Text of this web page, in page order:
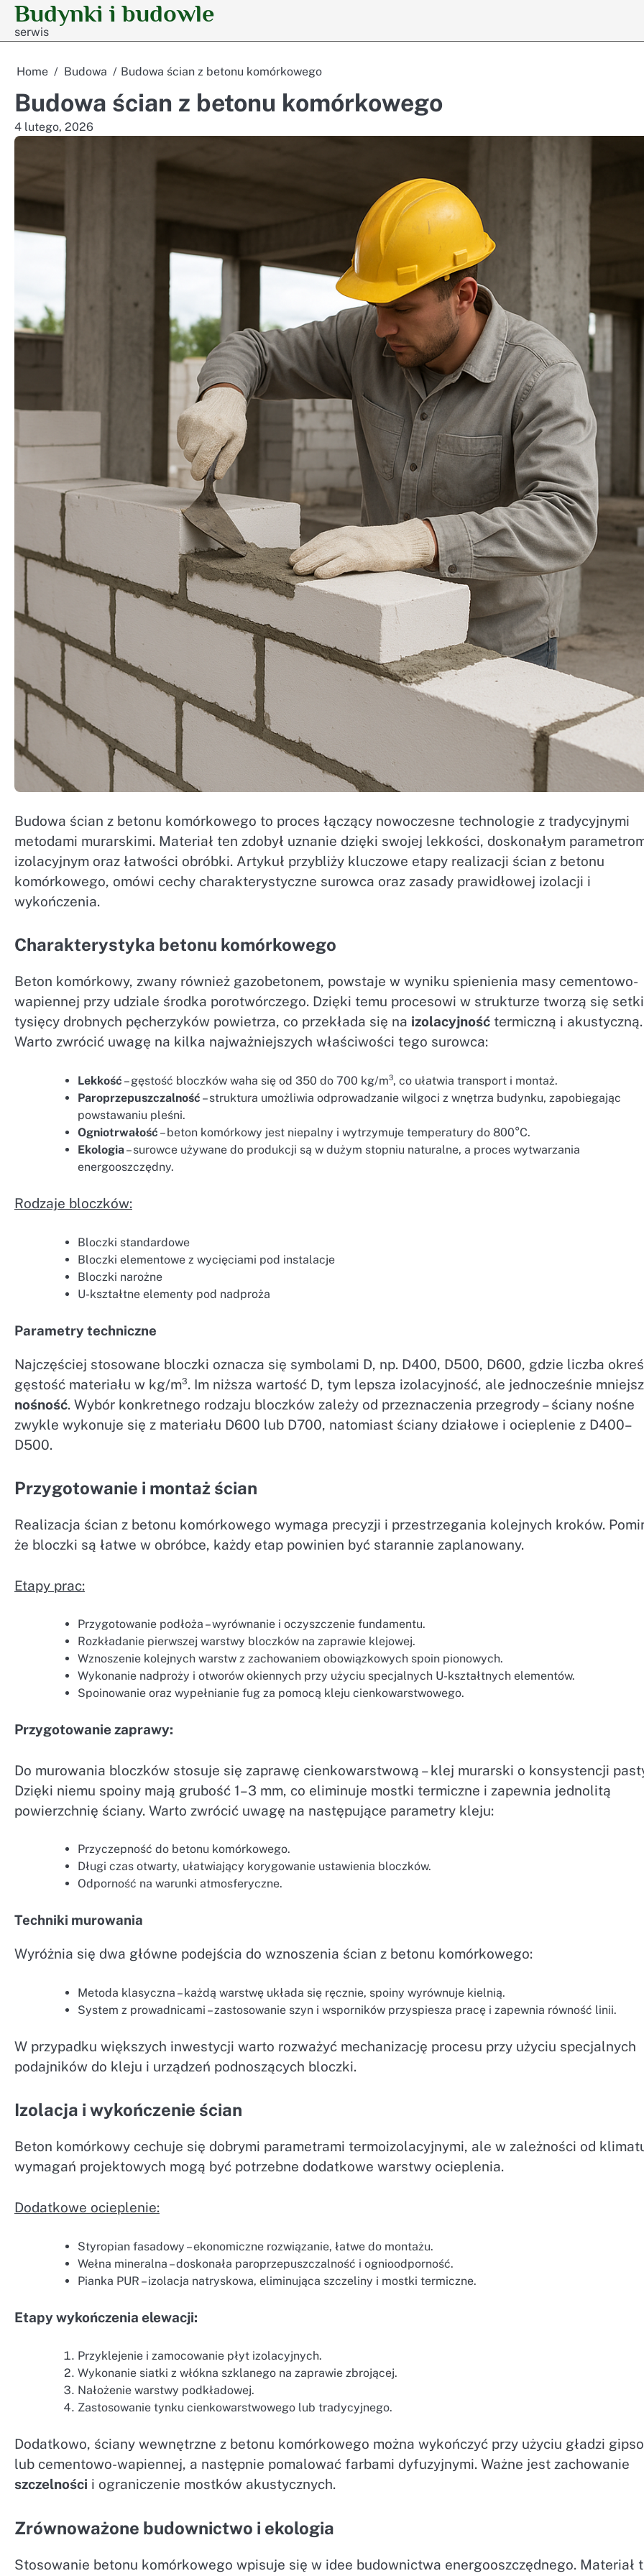
Skip
content
Budynki i budowle
serwis
Home Budowa Budowa ścian z betonu komórkowego
Budowa ścian z betonu komórkowego
4 lutego, 2026
Budowa ścian z betonu komórkowego to proces łączący nowoczesne technologie z tradycyjnymi
metodami murarskimi. Materiał ten zdobył uznanie dzięki swojej lekkości, doskonałym
izolacyjnym oraz łatwości obróbki. Artykuł przybliży kluczowe etapy realizacji ścian z betonu
komórkowego, omówi cechy charakterystyczne surowca oraz zasady prawidłowej izolacji i
wykończenia.
Charakterystyka betonu komórkowego
Beton komórkowy, zwany również gazobetonem, powstaje w wyniku spienienia masy cementowo-
wapiennej przy udziale środka porotwórczego. Dzięki temu procesowi w strukturze tworzą się setki
tysięcy drobnych pęcherzyków powietrza, co przekłada się na izolacyjność termiczną i akustyczną.
Warto zwrócić uwagę na kilka najważniejszych właściwości tego surowca:
Lekkość – gęstość bloczków waha się od 350 do 700 kg/m³, co ułatwia transport i montaż.
Paroprzepuszczalność – struktura umożliwia odprowadzanie wilgoci z wnętrza budynku, zapobiegając
powstawaniu pleśni.
Ogniotrwałość – beton komórkowy jest niepalny i wytrzymuje temperatury do 800°C.
Ekologia– surowce używane do produkcji są w dużym stopniu naturalne, a proces wytwarzania
energooszczędny.
Rodzaje bloczków:
Bloczki standardowe
Bloczki elementowe z wycięciami pod instalacje
Bloczki narożne
U-kształtne elementy pod nadproża
Parametry techniczne
Najczęściej stosowane bloczki oznacza się symbolami D, np. D400, D500, D600, gdzie liczba
gęstość materiału w kg/m³. Im niższa wartość D, tym lepsza izolacyjność, ale jednocześnie
nośność. Wybór konkretnego rodzaju bloczków zależy od przeznaczenia przegrody – ściany nośne
zwykle wykonuje się z materiału D600 lub D700, natomiast ściany działowe i ocieplenie z D400–
D500.
Przygotowanie i montaż ścian
Realizacja ścian z betonu komórkowego wymaga precyzji i przestrzegania kolejnych kroków.
że bloczki są łatwe w obróbce, każdy etap powinien być starannie zaplanowany.
Etapy prac:
Przygotowanie podłoża – wyrównanie i oczyszczenie fundamentu.
Rozkładanie pierwszej warstwy bloczków na zaprawie klejowej.
Wznoszenie kolejnych warstw z zachowaniem obowiązkowych spoin pionowych.
Wykonanie nadproży i otworów okiennych przy użyciu specjalnych U-kształtnych elementów.
Spoinowanie oraz wypełnianie fug za pomocą kleju cienkowarstwowego.
Przygotowanie zaprawy:
Do murowania bloczków stosuje się zaprawę cienkowarstwową – klej murarski o konsystencji
Dzięki niemu spoiny mają grubość 1–3 mm, co eliminuje mostki termiczne i zapewnia jednolitą
powierzchnię ściany. Warto zwrócić uwagę na następujące parametry kleju:
Przyczepność do betonu komórkowego.
Długi czas otwarty, ułatwiający korygowanie ustawienia bloczków.
Odporność na warunki atmosferyczne.
Techniki murowania
Wyróżnia się dwa główne podejścia do wznoszenia ścian z betonu komórkowego:
Metoda klasyczna – każdą warstwę układa się ręcznie, spoiny wyrównuje kielnią.
System z prowadnicami – zastosowanie szyn i wsporników przyspiesza pracę i zapewnia równość linii.
W przypadku większych inwestycji warto rozważyć mechanizację procesu przy użyciu specjalnych
podajników do kleju i urządzeń podnoszących bloczki.
Izolacja i wykończenie ścian
Beton komórkowy cechuje się dobrymi parametrami termoizolacyjnymi, ale w zależności od
wymagań projektowych mogą być potrzebne dodatkowe warstwy ocieplenia.
Dodatkowe ocieplenie:
Styropian fasadowy – ekonomiczne rozwiązanie, łatwe do montażu.
Wełna mineralna – doskonała paroprzepuszczalność i ognioodporność.
Pianka PUR – izolacja natryskowa, eliminująca szczeliny i mostki termiczne.
Etapy wykończenia elewacji:
Przyklejenie i zamocowanie płyt izolacyjnych.
Wykonanie siatki z włókna szklanego na zaprawie zbrojącej.
Nałożenie warstwy podkładowej.
Zastosowanie tynku cienkowarstwowego lub tradycyjnego.
Dodatkowo, ściany wewnętrzne z betonu komórkowego można wykończyć przy użyciu gładzi
lub cementowo-wapiennej, a następnie pomalować farbami dyfuzyjnymi. Ważne jest zachowanie
szczelności i ograniczenie mostków akustycznych.
Zrównoważone budownictwo i ekologia
Stosowanie betonu komórkowego wpisuje się w idee budownictwa energooszczędnego. Materiał